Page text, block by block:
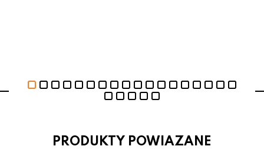
PRODUKTY POWIAZANE